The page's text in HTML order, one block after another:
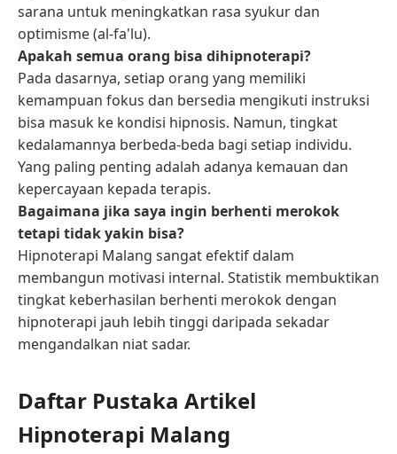
sarana untuk meningkatkan rasa syukur dan
optimisme (al-fa'lu).
Apakah semua orang bisa dihipnoterapi?
Pada dasarnya, setiap orang yang memiliki
kemampuan fokus dan bersedia mengikuti instruksi
bisa masuk ke kondisi hipnosis. Namun, tingkat
kedalamannya berbeda-beda bagi setiap individu.
Yang paling penting adalah adanya kemauan dan
kepercayaan kepada terapis.
Bagaimana jika saya ingin berhenti merokok
tetapi tidak yakin bisa?
Hipnoterapi Malang sangat efektif dalam
membangun motivasi internal. Statistik membuktikan
tingkat keberhasilan berhenti merokok dengan
hipnoterapi jauh lebih tinggi daripada sekadar
mengandalkan niat sadar.
Daftar Pustaka Artikel
Hipnoterapi Malang